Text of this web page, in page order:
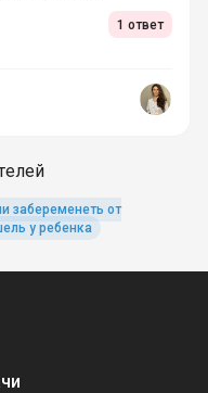
1 ответ
забеременеть от
у ребенка